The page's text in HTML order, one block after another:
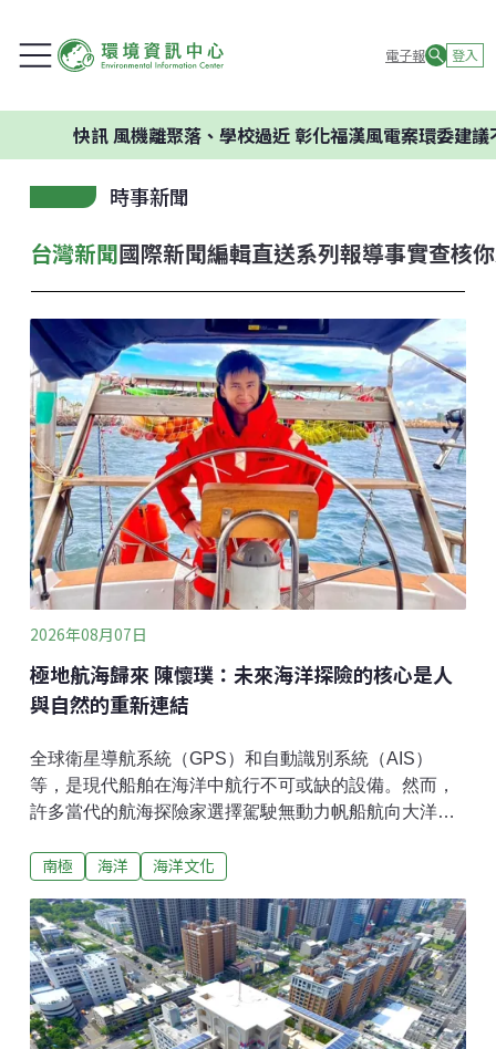
電子報 登入
風機離聚落、學校過近 彰化福漢風電案環委建議不應開發
時事新聞
台灣新聞國際新聞編輯直送系列報導事實查核
2026年08月07日
極地航海歸來 陳懷璞：未來海洋探險的核心是人
與自然的重新連結
全球衛星導航系統（GPS）和自動識別系統（AIS）
等，是現代船舶在海洋中航行不可或缺的設備。然而，
許多當代的航海探險家選擇駕駛無動力帆船航向大洋，
台灣青年航海探險家陳懷璞，歷經7000公里的極地航海
探索不只是外在的冒險與征服，更強調建立人與自然的
內在連結，包含傳統的海洋文化與航海智慧等。頂尖的
探險家們認為，下個世紀航海探索的核心，將是以內心
連結自然的航海術。7000公里極地航海探險今（2026）
年3～5月，陳懷璞參與駕馭無動力帆船航越南冰洋，完
南極 海洋 海洋文化